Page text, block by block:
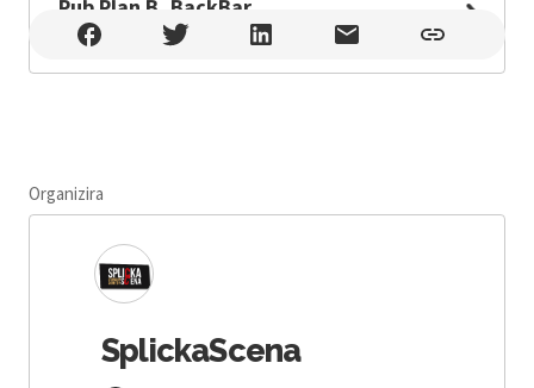
Pub Plan B, BackBar
Pub Plan B, BackBar , Split
Organizira
SplickaScena